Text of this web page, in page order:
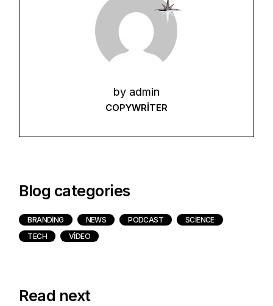
by admin
COPYWRITER
Blog categories
BRANDING NEWS PODCAST
SCIENCE
TECH
VIDEO
Read next